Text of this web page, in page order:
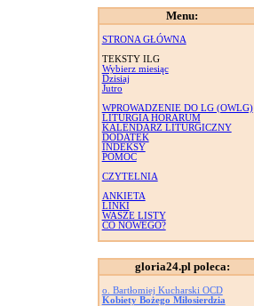
Menu:
STRONA GŁÓWNA
TEKSTY ILG
Wybierz miesiąc
Dzisiaj
Jutro
WPROWADZENIE DO LG (OWLG)
LITURGIA HORARUM
KALENDARZ LITURGICZNY
DODATEK
INDEKSY
POMOC
CZYTELNIA
ANKIETA
LINKI
WASZE LISTY
CO NOWEGO?
gloria24.pl poleca:
o. Bartłomiej Kucharski OCD
Kobiety Bożego Miłosierdzia